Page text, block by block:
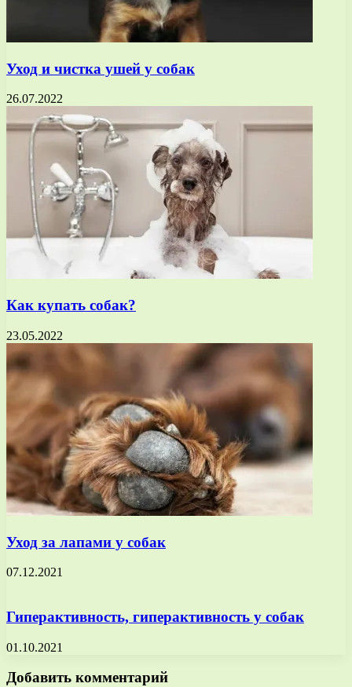
Уход и чистка ушей у собак
26.07.2022
Как купать собак?
23.05.2022
Уход за лапами у собак
07.12.2021
Гиперактивность, гиперактивность у собак
01.10.2021
Добавить комментарий